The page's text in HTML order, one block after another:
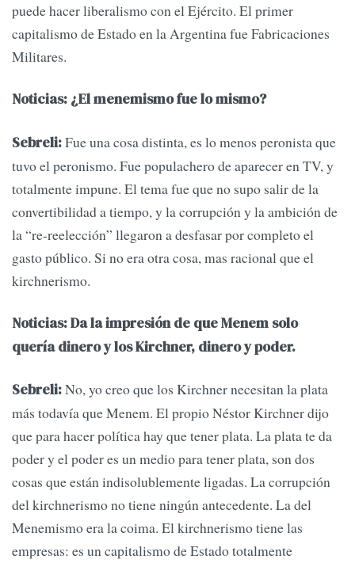
puede hacer liberalismo con el Ejército. El primer
capitalismo de Estado en la Argentina fue Fabricaciones
Militares.
Noticias: ¿El menemismo fue lo mismo?
Sebreli:Fue una cosa distinta, es lo menos peronista que
tuvo el peronismo. Fue populachero de aparecer en TV, y
totalmente impune. El tema fue que no supo salir de la
convertibilidad a tiempo, y la corrupción y la ambición de
la “re-reelección” llegaron a desfasar por completo el
gasto público. Si no era otra cosa, mas racional que el
kirchnerismo.
Noticias: Da la impresión de que Menem solo
quería dinero y los Kirchner, dinero y poder.
Sebreli:No, yo creo que los Kirchner necesitan la plata
más todavía que Menem. El propio Néstor Kirchner dijo
que para hacer política hay que tener plata. La plata te da
poder y el poder es un medio para tener plata, son dos
cosas que están indisolublemente ligadas. La corrupción
del kirchnerismo no tiene ningún antecedente. La del
Menemismo era la coima. El kirchnerismo tiene las
empresas: es un capitalismo de Estado totalmente